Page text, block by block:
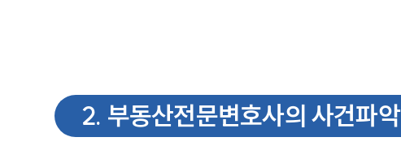
2. 부동산전문변호사의 사건파악